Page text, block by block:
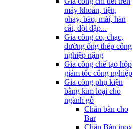
máy khoan, tiện,
phay, bào, mài, hàn
cắt, đột dập...
Gia công co, chạc,
đường ống thép công
nghiệp nặng
Gia công chế tạo hộp
giảm tốc công nghiệp
Gia công phụ kiện
bằng kim loại cho
ngành gỗ
Chân bàn cho
Bar
Chân Bàn inox